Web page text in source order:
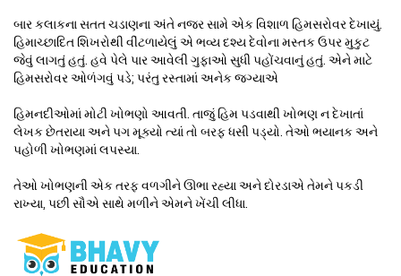
બાર કલાકના સતત ચડાણના અંતે નજર સામે એક વિશાળ હિમસરોવર દેખાયું.
હિમાચ્છાદિત શિખરોથી વીંટળાયેલું એ ભવ્ય દશ્ય દેવોના મસ્તક ઉપર મુકુટ
જેવું લાગતું હતું. હવે પેલે પાર આવેલી ગુફાઓ સુધી પહોંચવાનું હતું. એને માટે
હિમસરોવર ઓળંગવું પડે; પરંતુ રસ્તામાં અનેક જગ્યાએ
હિમનદીઓમાં મોટી ખોભણો આવતી. તાજું હિમ પડવાથી ખોભણ ન દેખાતાં
લેખક છેતરાયા અને પગ મૂક્યો ત્યાં તો બરફ ધસી પડ્યો. તેઓ ભયાનક અને
પહોળી ખોભણમાં લપસ્યા.
તેઓ ખોભણની એક તરફ વળગીને ઊભા રહ્યા અને દોરડાએ તેમને પકડી
રાખ્યા, પછી સૌએ સાથે મળીને એમને ખેંચી લીધા.